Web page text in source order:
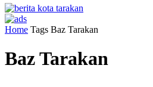
Home Tags Baz Tarakan
Baz Tarakan